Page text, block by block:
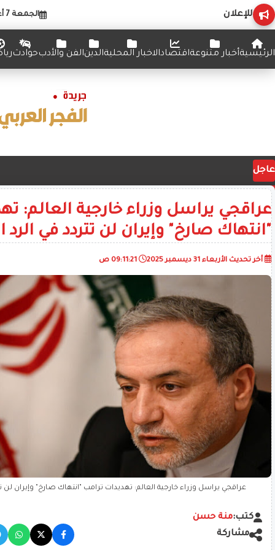
للإعلان الجمعة 7 أغسطس 2026
الرئيسيةأخبار متنوعةاقتصادالاخبار المحليةالدينالفن والأدبحوادث
عاجل
عراقجي يراسل وزراء خارجية العالم:
"انتهاك صارخ" وإيران لن تتردد في
أخر تحديث الأربعاء 31 ديسمبر 2025
عراقجي يراسل وزراء خارجية العالم: تهديدات ترامب "انتهاك صارخ" وإيران لن
كتب:منة حسن
مشاركة